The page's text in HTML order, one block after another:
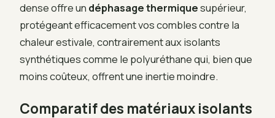
dense offre un déphasage thermiquesupérieur,
protégeant efficacement vos combles contre la
chaleur estivale, contrairement aux isolants
synthétiques comme le polyuréthane qui, bien que
moins coûteux, offrent une inertie moindre.
Comparatif des matériaux isolants